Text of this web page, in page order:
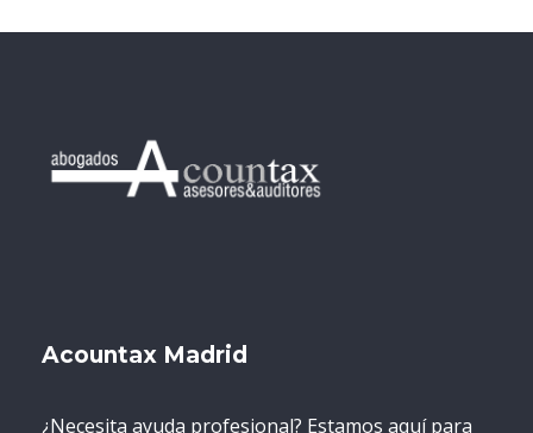
Acountax Madrid
¿Necesita ayuda profesional? Estamos aquí para